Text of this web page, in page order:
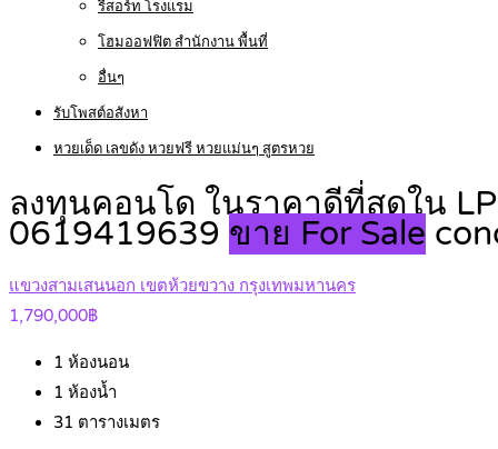
รีสอร์ท โรงแรม
โฮมออฟฟิต สำนักงาน พื้นที่
อื่นๆ
รับโพสต์อสังหา
หวยเด็ด เลขดัง หวยฟรี หวยแม่นๆ สูตรหวย
ลงทุนคอนโด ในราคาดีที่สุดใน
0619419639 ขาย For Sale
แขวงสามเสนนอก เขตห้วยขวาง กรุงเทพมหานคร
1,790,000฿
1 ห้องนอน
1 ห้องน้ำ
31 ตารางเมตร